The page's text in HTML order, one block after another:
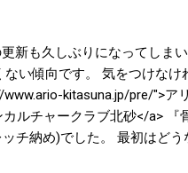
新も久しぶりになってしま
い傾向です。 気をつけな
kitasuna.jp/pre/">ア
ルチャークラブ北砂</a>
チ納め)でした。 最初はど